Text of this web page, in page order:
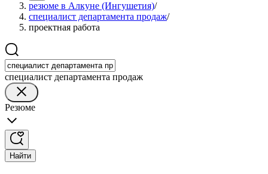
резюме в Алкуне (Ингушетия)/
специалист департамента продаж/
проектная работа
специалист департамента продаж
Резюме
Найти